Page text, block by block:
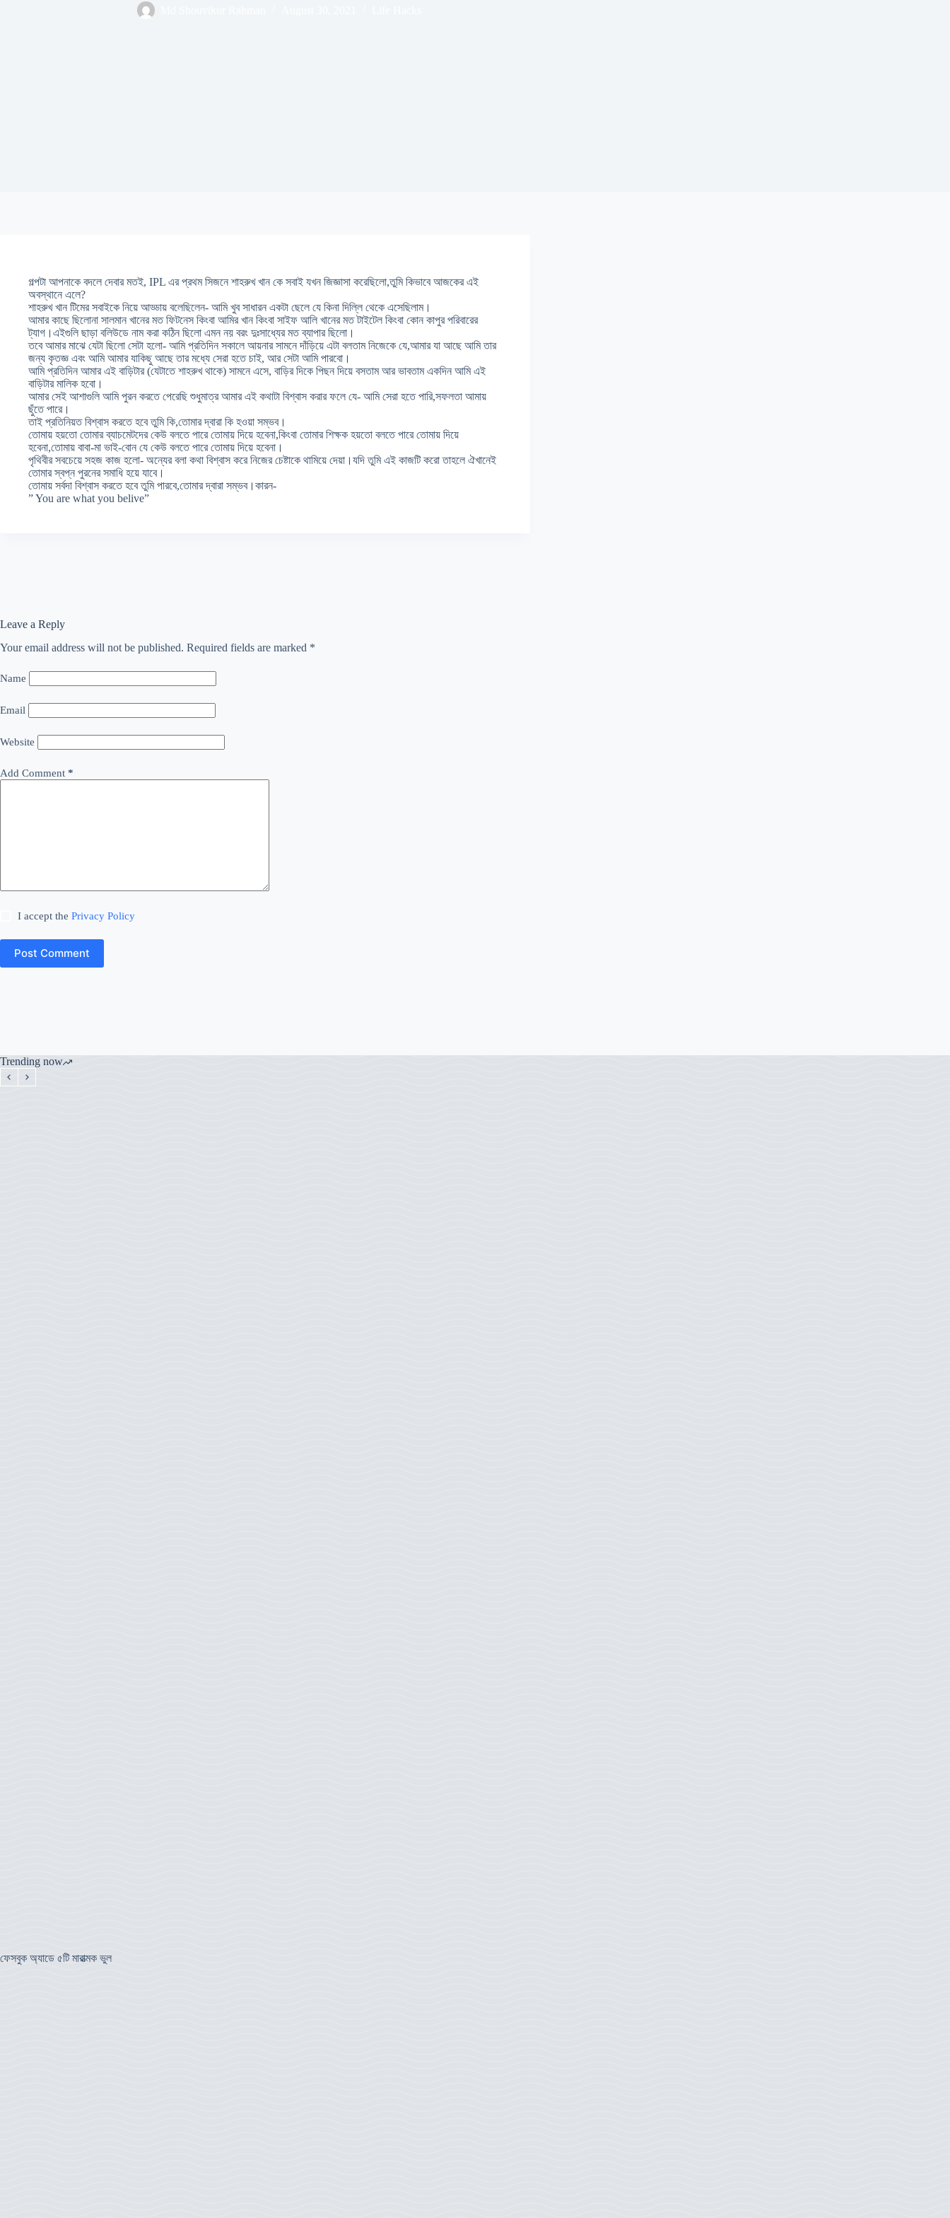
গল্পটা আপনাকে বদলে দেবার মতই, IPL এর প্রথম সিজনে শাহরুখ খান কে সবাই যখন জিজ্ঞাসা করেছিলো,তুমি কিভাবে আজকের এই
অবস্থানে এলে?
শাহরুখ খান টিমের সবাইকে নিয়ে আড্ডায় বলেছিলেন- আমি খুব সাধারন একটা ছেলে যে কিনা দিল্লি থেকে এসেছিলাম।
আমার কাছে ছিলোনা সালমান খানের মত ফিটনেস কিংবা আমির খান কিংবা সাইফ আলি খানের মত টাইটেল কিংবা কোন কাপুর পরিবারের
ট্যাগ।এইগুলি ছাড়া বলিউডে নাম করা কঠিন ছিলো এমন নয় বরং দুঃসাধ্যের মত ব্যাপার ছিলো।
তবে আমার মাঝে যেটা ছিলো সেটা হলো- আমি প্রতিদিন সকালে আয়নার সামনে দাঁড়িয়ে এটা বলতাম নিজেকে যে,আমার যা আছে আমি তার
জন্য কৃতজ্ঞ এবং আমি আমার যাকিছু আছে তার মধ্যে সেরা হতে চাই, আর সেটা আমি পারবো।
আমি প্রতিদিন আমার এই বাড়িটার (যেটাতে শাহরুখ থাকে) সামনে এসে, বাড়ির দিকে পিছন দিয়ে বসতাম আর ভাবতাম একদিন আমি এই
বাড়িটার মালিক হবো।
আমার সেই আশাগুলি আমি পুরন করতে পেরেছি শুধুমাত্র আমার এই কথাটা বিশ্বাস করার ফলে যে- আমি সেরা হতে পারি,সফলতা আমায়
ছুঁতে পারে।
তাই প্রতিনিয়ত বিশ্বাস করতে হবে তুমি কি,তোমার দ্বারা কি হওয়া সম্ভব।
তোমায় হয়তো তোমার ব্যাচমেটদের কেউ বলতে পারে তোমায় দিয়ে হবেনা,কিংবা তোমার শিক্ষক হয়তো বলতে পারে তোমায় দিয়ে
হবেনা,তোমায় বাবা-মা ভাই-বোন যে কেউ বলতে পারে তোমায় দিয়ে হবেনা।
পৃথিবীর সবচেয়ে সহজ কাজ হলো- অন্যের বলা কথা বিশ্বাস করে নিজের চেষ্টাকে থামিয়ে দেয়া।যদি তুমি এই কাজটি করো তাহলে ঐখানেই
তোমার স্বপ্ন পুরনের সমাধি হয়ে যাবে।
তোমায় সর্বদা বিশ্বাস করতে হবে তুমি পারবে,তোমার দ্বারা সম্ভব।কারন-
” You are what you belive”
Leave a Reply
Your email address will not be published. Required fields are marked *
Name
Email
Website
Add Comment *
I accept thePrivacy Policy
Post Comment
Trending now
ফেসবুক অ্যাডে ৫টি মারাত্মক ভুল